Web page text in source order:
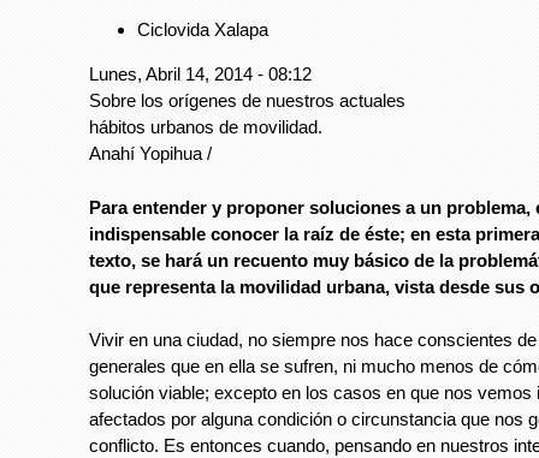
Ciclovida Xalapa
Lunes, Abril 14, 2014 - 08:12
Sobre los orígenes de nuestros actuales
hábitos urbanos de movilidad.
Anahí Yopihua /
Para entender y proponer soluciones a un problema,
indispensable conocer la raíz de éste; en esta
texto, se hará un recuento muy básico de la
que representa la movilidad urbana, vista desde sus
Vivir en una ciudad, no siempre nos hace conscientes
generales que en ella se sufren, ni mucho menos de
solución viable; excepto en los casos en que nos vemos
afectados por alguna condición o circunstancia que nos
conflicto. Es entonces cuando, pensando en nuestros